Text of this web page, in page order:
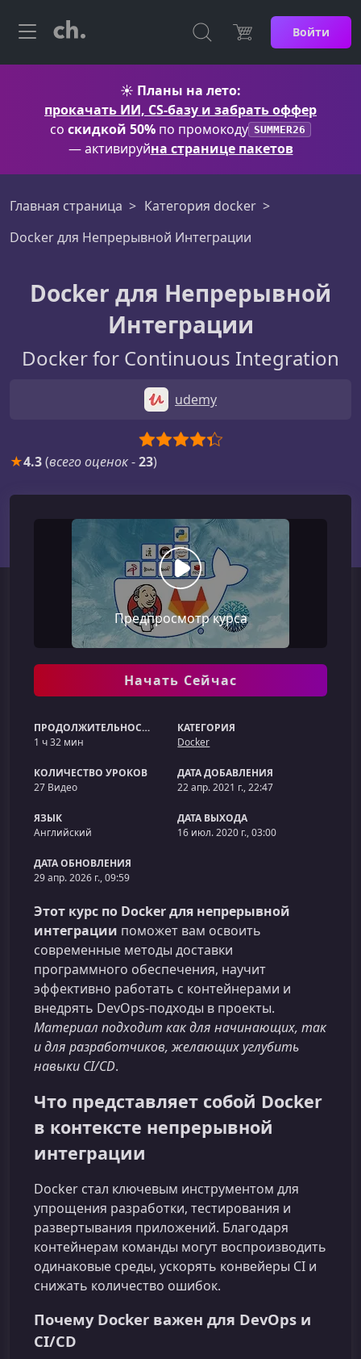
Войти
☀️ Планы на лето:
прокачать ИИ, CS-базу и забрать оффер
со скидкой 50% по промокоду SUMMER26
— активируйна странице пакетов
Главная страница
Категория docker
Docker для Непрерывной Интеграции
Docker для Непрерывной
Интеграции
Docker for Continuous Integration
udemy
★4.3(всего оценок-23)
Предпросмотр курса
Начать Сейчас
ПРОДОЛЖИТЕЛЬНОСТЬ
1 ч 32 мин
КАТЕГОРИЯ
Docker
КОЛИЧЕСТВО УРОКОВ
27 Видео
ДАТА ДОБАВЛЕНИЯ
22 апр. 2021 г., 22:47
ЯЗЫК
Английский
ДАТА ВЫХОДА
16 июл. 2020 г., 03:00
ДАТА ОБНОВЛЕНИЯ
29 апр. 2026 г., 09:59
Этот курс по Docker для непрерывной
интеграции поможет вам освоить
современные методы доставки
программного обеспечения, научит
эффективно работать с контейнерами и
внедрять DevOps‑подходы в проекты.
Материал подходит как для начинающих, так
и для разработчиков, желающих углубить
навыки CI/CD.
Что представляет собой Docker
в контексте непрерывной
интеграции
Docker стал ключевым инструментом для
упрощения разработки, тестирования и
развертывания приложений. Благодаря
контейнерам команды могут воспроизводить
одинаковые среды, ускорять конвейеры CI и
снижать количество ошибок.
Почему Docker важен для DevOps и
CI/CD